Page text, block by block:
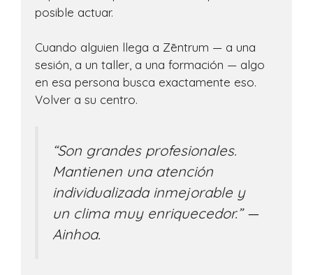
posible actuar.
Cuando alguien llega a Zēntrum — a una
sesión, a un taller, a una formación — algo
en esa persona busca exactamente eso.
Volver a su centro.
“Son grandes profesionales.
Mantienen una atención
individualizada inmejorable y
un clima muy enriquecedor.”—
Ainhoa.